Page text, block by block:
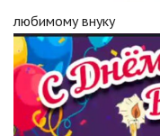
любимому внуку